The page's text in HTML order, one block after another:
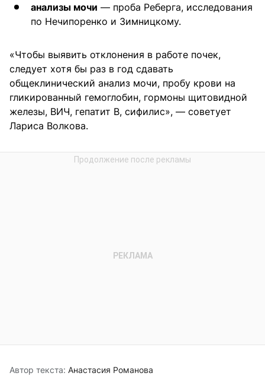
анализы мочи — проба Реберга, исследования
по Нечипоренко и Зимницкому.
«Чтобы выявить отклонения в работе почек,
следует хотя бы раз в год сдавать
общеклинический анализ мочи, пробу крови на
гликированный гемоглобин, гормоны щитовидной
железы, ВИЧ, гепатит В, сифилис», — советует
Лариса Волкова.
Автор текста: Анастасия Романова